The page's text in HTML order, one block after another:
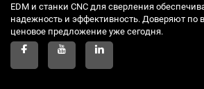
EDM и станки CNC для сверления
надежность и эффективность. Доверяют по
ценовое предложение уже сегодня.